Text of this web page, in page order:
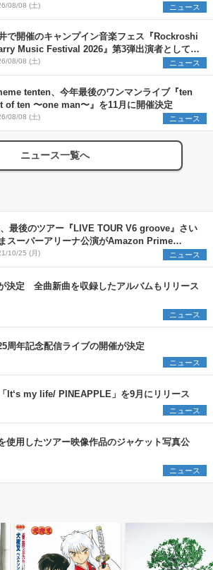
チケット発売開始
08/08 (土) ニュース
で開催のキャンプイン音楽フェス『Rockroshi
Music Festival 2026』第3弾出演者として
DO、かりゆし58、Reiを発表
08/08 (土) ニュース
tenten、今年最後のワンマンライブ『ten
of ten 〜one man〜』を11月に開催決定
08/08 (土) ニュース
ニュース一覧へ
最後のツアー『LIVE TOUR V6 groove』さい
スーパーアリーナ公演がAmazon Prime
で見放題独占配信へ
10/25 (月) ニュース
決定 全曲新曲を収録したアルバムもリリース
ニュース
年記念配信ライブの開催が決定
ニュース
It‘s my life/ PINEAPPLE」を9月にリリース
ニュース
使用したツアー映像作品のジャケット写真公
ニュース